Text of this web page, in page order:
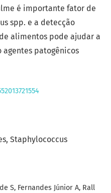
Staphylococcus
S, Fernandes Júnior A, Rall
é importante fator de
spp. e a detecção
alimentos pode ajudar a
agentes patogênicos